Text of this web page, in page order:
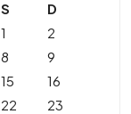
S
D
1
2
8
9
15
16
22
23